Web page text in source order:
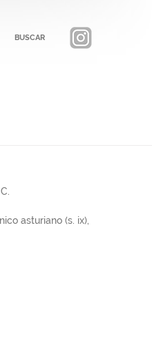
BUSCAR
asturiano (s. ix),